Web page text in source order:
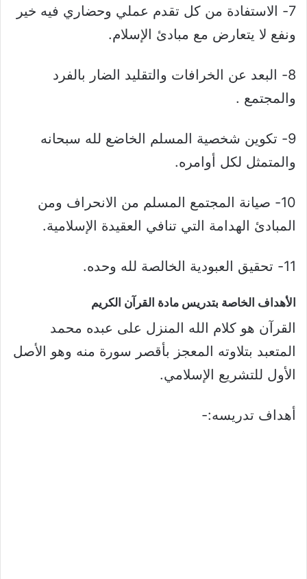
7- الاستفادة من كل تقدم عملي وحضاري فيه خير
ونفع لا يتعارض مع مبادئ الإسلام.
8- البعد عن الخرافات والتقليد الضار بالفرد
والمجتمع .
9- تكوين شخصية المسلم الخاضع لله سبحانه
والمتمثل لكل أوامره.
10- صيانة المجتمع المسلم من الانحراف ومن
المبادئ الهدامة التي تنافي العقيدة الإسلامية.
11- تحقيق العبودية الخالصة لله وحده.
الأهداف الخاصة بتدريس مادة القرآن الكريم​
القرآن هو كلام الله المنزل على عبده محمد
المتعبد بتلاوته المعجز بأقصر سورة منه وهو الأصل
الأول للتشريع الإسلامي.
أهداف تدريسه:-